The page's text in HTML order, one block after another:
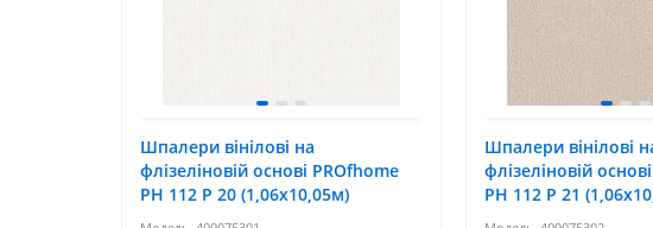
Шпалери вінілові на
флізеліновій основі PROfhome
РН 112 Р 20 (1,06x10,05м)
Шпалери вінілові
флізеліновій
РН 112 Р 21